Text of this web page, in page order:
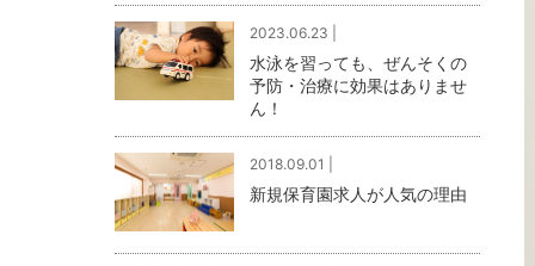
2023.06.23 |
水泳を習っても、ぜんそくの
予防・治療に効果はありませ
ん！
2018.09.01 |
新規保育園求人が人気の理由